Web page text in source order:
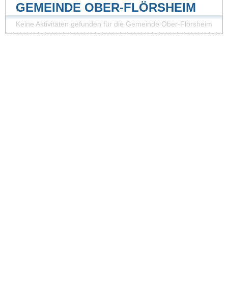
GEMEINDE OBER-FLÖRSHEIM
Keine Aktivitäten gefunden für die Gemeinde Ober-Flörsheim